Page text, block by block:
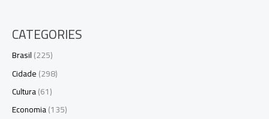
CATEGORIES
Brasil(225)
Cidade(298)
Cultura(61)
Economia(135)